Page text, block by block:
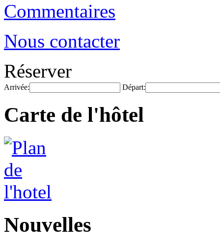
Commentaires
Nous contacter
Réserver
Arrivée: Départ:
Carte de l'hôtel
Nouvelles